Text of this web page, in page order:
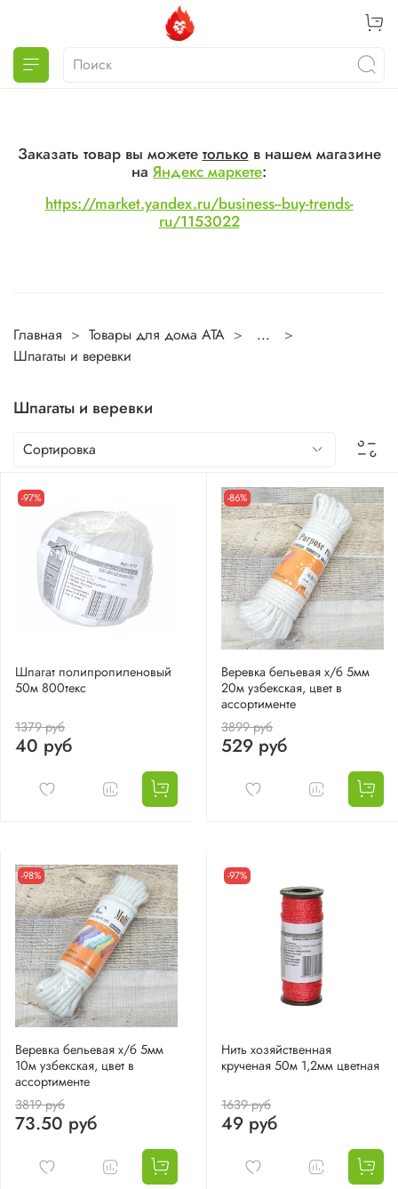
Заказать товар вы можете только в нашем магазине
на Яндекс маркете:
https://market.yandex.ru/business--buy-trends-
ru/1153022
Главная Товары для дома ATA
...
Шпагаты и веревки
Шпагаты и веревки
-97%
Шпагат полипропиленовый
50м 800текс
1379 руб
40 руб
-86%
Веревка бельевая х/б 5мм
20м узбекская, цвет в
ассортименте
3899 руб
529 руб
-98%
Веревка бельевая х/б 5мм
10м узбекская, цвет в
ассортименте
3819 руб
73.50 руб
-97%
Нить хозяйственная
крученая 50м 1,2мм цветная
1639 руб
49 руб